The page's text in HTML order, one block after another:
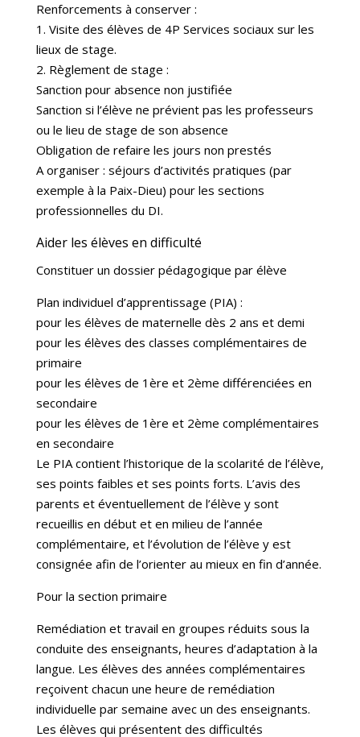
Renforcements à conserver :
1. Visite des élèves de 4P Services sociaux sur les
lieux de stage.
2. Règlement de stage :
Sanction pour absence non justifiée
Sanction si l’élève ne prévient pas les professeurs
ou le lieu de stage de son absence
Obligation de refaire les jours non prestés
A organiser : séjours d’activités pratiques (par
exemple à la Paix-Dieu) pour les sections
professionnelles du DI.
Aider les élèves en difficulté
Constituer un dossier pédagogique par élève
Plan individuel d’apprentissage (PIA) :
pour les élèves de maternelle dès 2 ans et demi
pour les élèves des classes complémentaires de
primaire
pour les élèves de 1ère et 2ème différenciées en
secondaire
pour les élèves de 1ère et 2ème complémentaires
en secondaire
Le PIA contient l’historique de la scolarité de l’élève,
ses points faibles et ses points forts. L’avis des
parents et éventuellement de l’élève y sont
recueillis en début et en milieu de l’année
complémentaire, et l’évolution de l’élève y est
consignée afin de l’orienter au mieux en fin d’année.
Pour la section primaire
Remédiation et travail en groupes réduits sous la
conduite des enseignants, heures d’adaptation à la
langue. Les élèves des années complémentaires
reçoivent chacun une heure de remédiation
individuelle par semaine avec un des enseignants.
Les élèves qui présentent des difficultés